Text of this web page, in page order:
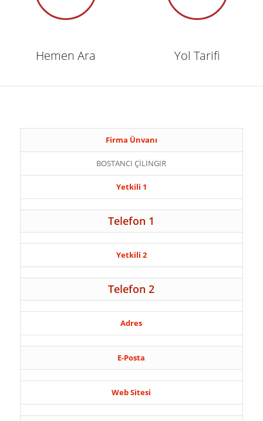
Hemen Ara Yol Tarifi
Firma Ünvanı
BOSTANCI ÇİLİNGİR
Yetkili 1
Telefon 1
Yetkili 2
Telefon 2
Adres
E-Posta
Web Sitesi